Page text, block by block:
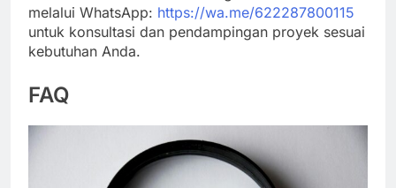
melalui WhatsApp: https://wa.me/622287800115
untuk konsultasi dan pendampingan proyek sesuai
kebutuhan Anda.
FAQ